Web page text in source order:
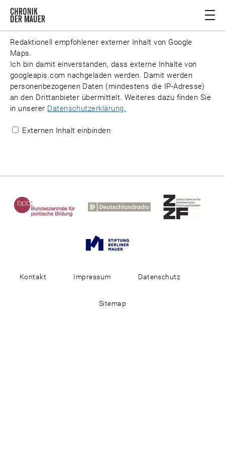
Redaktionell empfohlener externer Inhalt von Google
Maps.
Ich bin damit einverstanden, dass externe Inhalte von
googleapis.com nachgeladen werden. Damit werden
personenbezogenen Daten (mindestens die IP-Adresse)
an den Drittanbieter übermittelt. Weiteres dazu finden Sie
in unserer Datenschutzerklärung.
Externen Inhalt einbinden
Kontakt Impressum Datenschutz
Sitemap